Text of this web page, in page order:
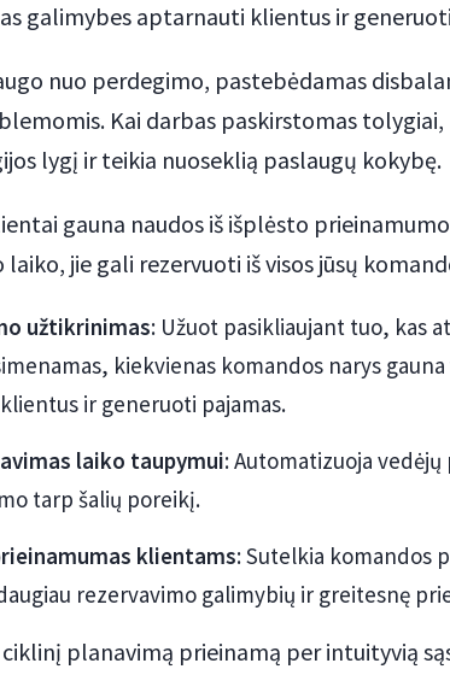
galimybes aptarnauti klientus ir
nuo perdegimo, pastebėdamas
Kai darbas paskirstomas tolygiai,
lygį ir teikia nuoseklią paslaugų kokybę.
gauna naudos iš išplėsto
laiko, jie gali rezervuoti iš visos jūsų
užtikrinimas: Užuot pasikliaujant tuo, kas
kiekvienas komandos narys
ir generuoti pajamas.
laiko taupymui: Automatizuoja
tarp šalių poreikį.
klientams: Sutelkia komandos
rezervavimo galimybių ir greitesnę
ciklinį planavimą prieinamą per intuityvią